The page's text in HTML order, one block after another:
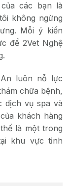
các bạn là
không ngừng
Mỗi ý kiến
để 2Vet Nghệ
luôn nỗ lực
chữa bệnh,
dịch vụ spa và
khách hàng
là một trong
khu vực tỉnh